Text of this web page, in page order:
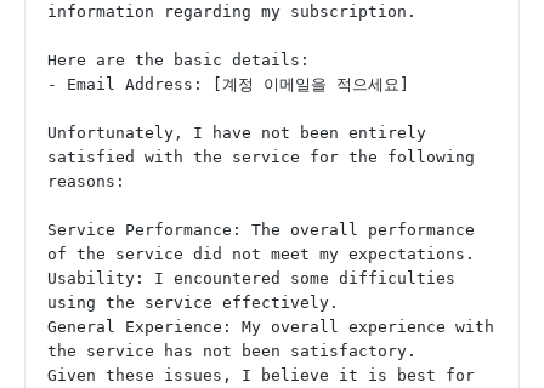
information regarding my subscription.
Here are the basic details:
- Email Address: [계정 이메일을 적으세요]
Unfortunately, I have not been entirely
satisfied with the service for the following
reasons:
Service Performance: The overall performance
of the service did not meet my expectations.
Usability: I encountered some difficulties
using the service effectively.
General Experience: My overall experience with
the service has not been satisfactory.
Given these issues, I believe it is best for